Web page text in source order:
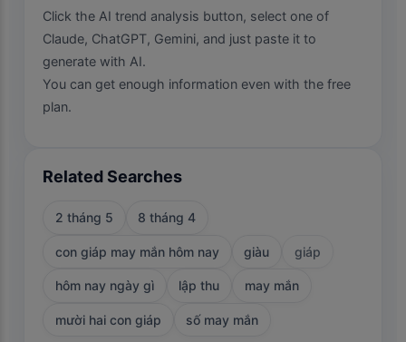
Click the AI trend analysis button, select one of
Claude, ChatGPT, Gemini, and just paste it to
generate with AI.
You can get enough information even with the free
plan.
Related Searches
2 tháng 5 8 tháng 4
con giáp may mắn hôm nay giàu giáp
hôm nay ngày gì lập thu may mắn
mười hai con giáp số may mắn